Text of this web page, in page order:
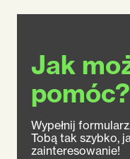
Jak
pomóc?
Wypełnij
Tobą tak szybko,
zainteresowanie!